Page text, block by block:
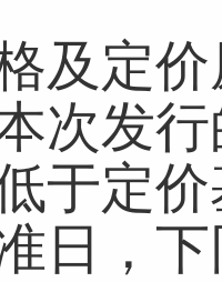
及定
次发
于定
日，